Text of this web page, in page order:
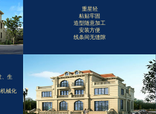
重星轻
粘贴牢固
造型随意加工
安装方便
线条间无缝隙
、生
械化